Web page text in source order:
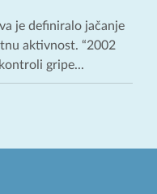
je definiralo jačanje
aktivnost. “2002
gripe...